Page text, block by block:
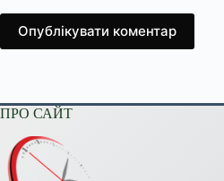
Опублікувати коментар
ПРО САЙТ